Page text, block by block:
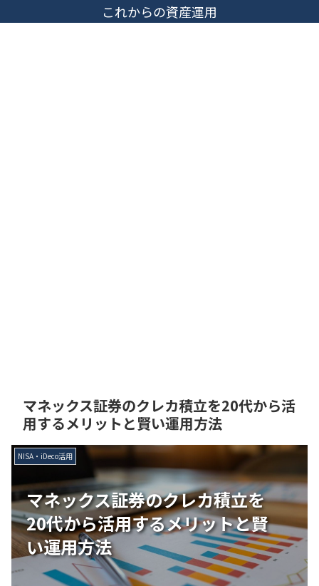
これからの資産運用
マネックス証券のクレカ積立を20代から活
用するメリットと賢い運用方法
マネックス証券のクレカ積立を
20代から活用するメリットと賢
い運用方法
NISA・iDeco活用